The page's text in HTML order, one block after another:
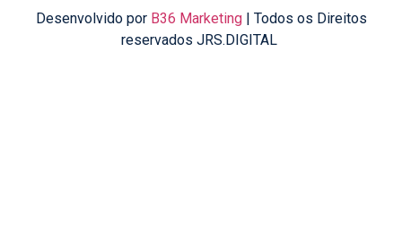
Desenvolvido por B36 Marketing| Todos os Direitos
reservados JRS.DIGITAL